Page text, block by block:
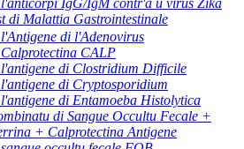
l'anticorpi IgG/IgM contr'à u virus Zika
di Malattia Gastrointestinale
l'Antigene di l'Adenovirus
Calprotectina CALP
l'antigene di Clostridium Difficile
l'antigene di Cryptosporidium
l'antigene di Entamoeba Histolytica
di Sangue Occultu Fecale +
+ Calprotectina Antigene